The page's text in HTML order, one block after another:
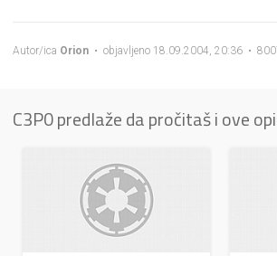
Autor/ica Orion • objavljeno 18.09.2004, 20:36 •
C3P0 predlaže da pročitaš i ove